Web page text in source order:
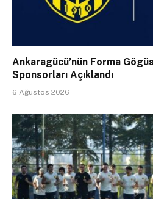
Ankaragücü’nün Forma
Sponsorları Açıklandı
6 Ağustos 2026